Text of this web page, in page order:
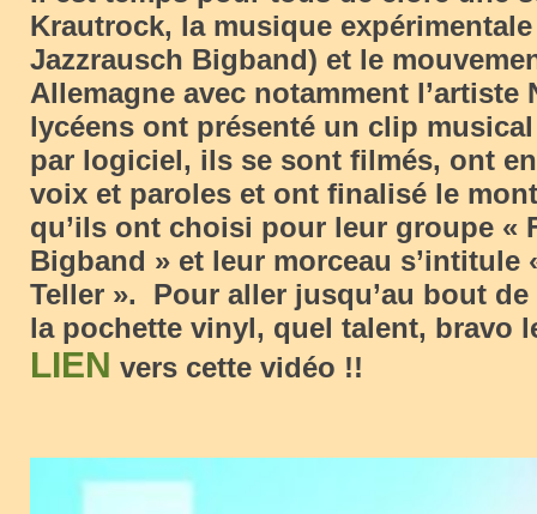
Krautrock, la musique
Jazzrausch Bigband) et le
Allemagne avec notamment l’artiste
lycéens ont présenté un clip musical
par logiciel, ils se sont filmés, ont
voix et paroles et ont finalisé le
qu’ils ont choisi pour leur groupe «
Bigband » et leur morceau s’intitule
Teller ». Pour aller jusqu’au bout
la pochette vinyl, quel talent, bravo
LIEN vers cette vidéo !!